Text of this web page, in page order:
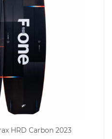
HRD Carbon 2023